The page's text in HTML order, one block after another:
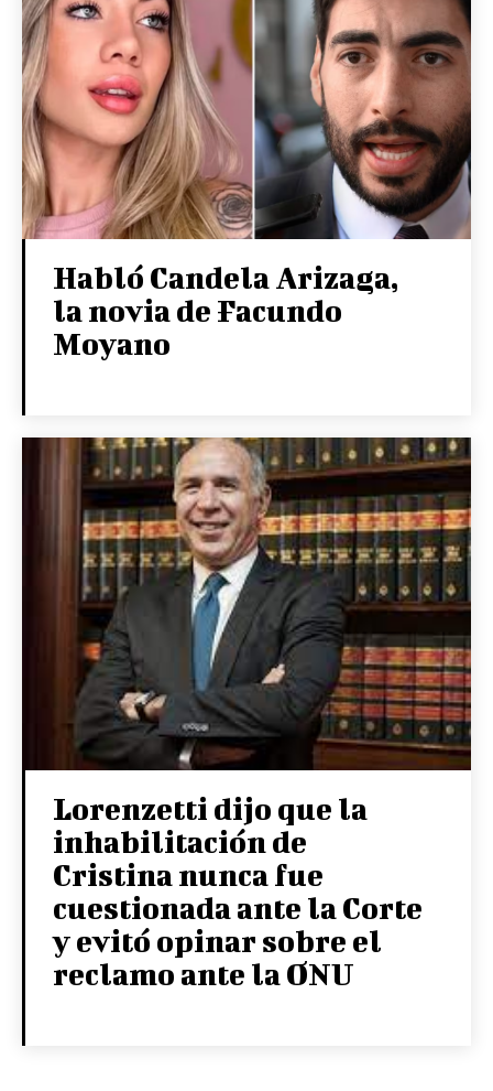
Habló Candela Arizaga,
la novia de Facundo
Moyano
Lorenzetti dijo que la
inhabilitación de
Cristina nunca fue
cuestionada ante la Corte
y evitó opinar sobre el
reclamo ante la ONU